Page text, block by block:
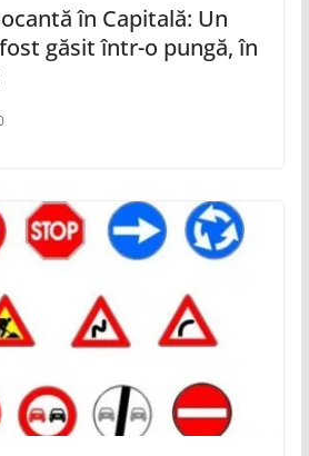
în Capitală: Un
găsit într-o pungă, în